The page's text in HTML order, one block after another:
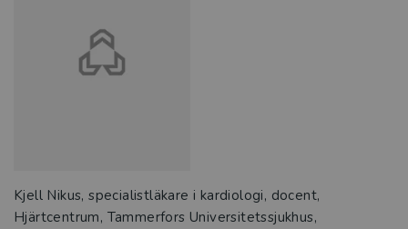
Kjell Nikus, specialistläkare i kardiologi, docent,
Hjärtcentrum, Tammerfors Universitetssjukhus,